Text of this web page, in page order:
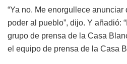
“Ya no. Me enorgullece anunciar
poder al pueblo”, dijo. Y añadió:
grupo de prensa de la Casa
el equipo de prensa de la Casa